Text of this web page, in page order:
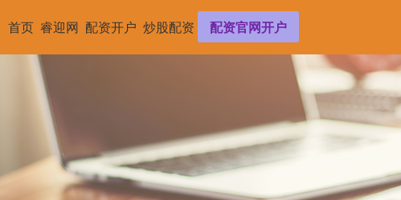
首页 睿迎网 配资开户 炒股配资 配资官网开户